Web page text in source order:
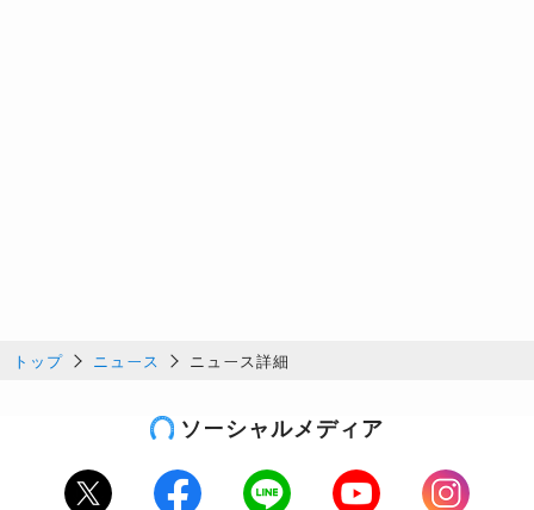
トップ ニュース ニュース詳細
ソーシャルメディア